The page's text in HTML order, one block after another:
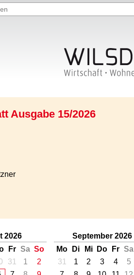
Ausgabe 15/2026
2026
Fr Sa So
31 1
2
September 2026
Mo
Di Mi Do Fr Sa
31
1 2 3 4 5